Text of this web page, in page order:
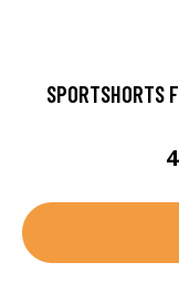
SPORTSHORTS